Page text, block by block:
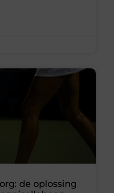
de oplossing